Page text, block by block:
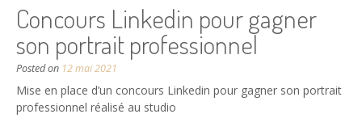
Concours Linkedin pour gagner
son portrait professionnel
Posted on 12 mai 2021
Mise en place d’un concours Linkedin pour gagner son portrait
professionnel réalisé au studio